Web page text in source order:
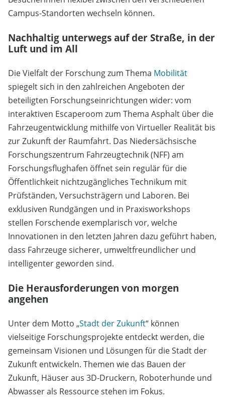
Campus-Standorten wechseln können.
Nachhaltig unterwegs auf der Straße, in der
Luft und im All
Die Vielfalt der Forschung zum Thema Mobilität
spiegelt sich in den zahlreichen Angeboten der
beteiligten Forschungseinrichtungen wider: vom
interaktiven Escaperoom zum Thema Asphalt über die
Fahrzeugentwicklung mithilfe von Virtueller Realität bis
zur Zukunft der Raumfahrt. Das Niedersächsische
Forschungszentrum Fahrzeugtechnik (NFF) am
Forschungsflughafen öffnet sein regulär für die
Öffentlichkeit nichtzugängliches Technikum mit
Prüfständen, Versuchsträgern und Laboren. Bei
exklusiven Rundgängen und in Praxisworkshops
stellen Forschende exemplarisch vor, welche
Innovationen in den letzten Jahren dazu geführt haben,
dass Fahrzeuge sicherer, umweltfreundlicher und
intelligenter geworden sind.
Die Herausforderungen von morgen
angehen
Unter dem Motto „Stadt der Zukunft“ können
vielseitige Forschungsprojekte entdeckt werden, die
gemeinsam Visionen und Lösungen für die Stadt der
Zukunft entwickeln. Themen wie das Bauen der
Zukunft, Häuser aus 3D-Druckern, Roboterhunde und
Abwasser als Ressource stehen im Fokus.